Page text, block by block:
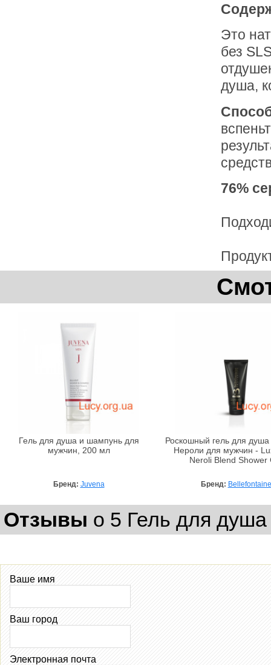
Это
без
душа,
76%
Гель для душа и шампунь для
мужчин, 200 мл
Бренд: Juvena
Роскошный гель для
Нероли для мужчин -
Neroli Blend Shower
Бренд: Bellefontaine
Отзывы о 5 Гель для
Ваше имя
Ваш город
Электронная почта